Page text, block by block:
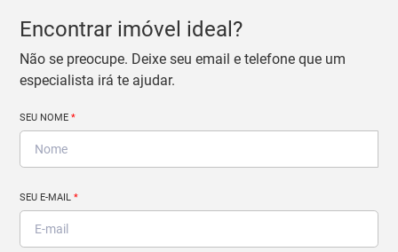
Encontrar imóvel ideal?
Não se preocupe. Deixe seu email e telefone que um
especialista irá te ajudar.
SEU NOME*
SEU E-MAIL*